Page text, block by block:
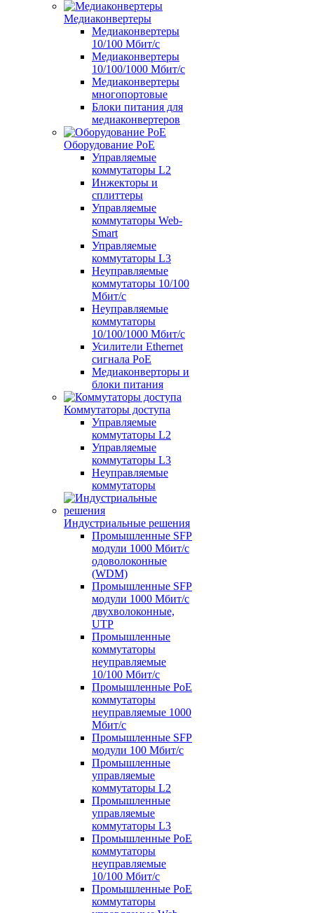
Медиаконвертеры
Медиаконвертеры
10/100 Мбит/с
Медиаконвертеры
10/100/1000 Мбит/c
Медиаконвертеры
многопортовые
Блоки питания для
медиаконвертеров
Оборудование PoE
Управляемые
коммутаторы L2
Инжекторы и
сплиттеры
Управляемые
коммутаторы Web-
Smart
Управляемые
коммутаторы L3
Неуправляемые
коммутаторы 10/100
Мбит/с
Неуправляемые
коммутаторы
10/100/1000 Мбит/с
Усилители Ethernet
сигнала PoE
Медиаконверторы и
блоки питания
Коммутаторы доступа
Управляемые
коммутаторы L2
Управляемые
коммутаторы L3
Неуправляемые
коммутаторы
Индустриальные решения
Промышленные SFP
модули 1000 Мбит/c
одоволоконные
(WDM)
Промышленные SFP
модули 1000 Мбит/c
двухволоконные,
UTP
Промышленные
коммутаторы
неуправляемые
10/100 Мбит/с
Промышленные PoE
коммутаторы
неуправляемые 1000
Мбит/с
Промышленные SFP
модули 100 Мбит/c
Промышленные
управляемые
коммутаторы L2
Промышленные
управляемые
коммутаторы L3
Промышленные PoE
коммутаторы
неуправляемые
10/100 Мбит/с
Промышленные PoE
коммутаторы